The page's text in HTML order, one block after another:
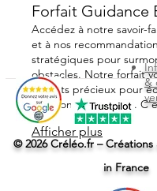
Forfait Guidance
Accédez à notre savoir-
et à nos
stratégiques pour
obstacles. Notre forfait
insights précieux pour
décisions complexes.
l'opportunité d'innover
succès à long terme de
Afficher plus
&
© 2026 Créléo.fr – Créations
in France